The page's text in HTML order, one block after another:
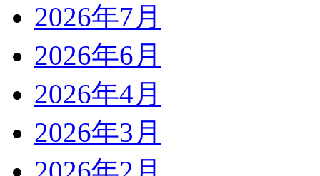
2026年7月
2026年6月
2026年4月
2026年3月